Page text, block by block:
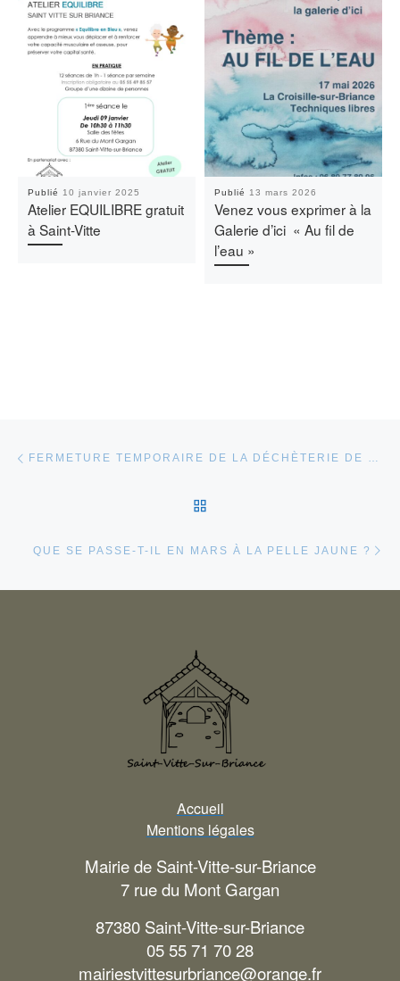
Publié 10 janvier 2025
Atelier EQUILIBRE gratuit
à Saint-Vitte
Publié 13 mars 2026
Venez vous exprimer à la
Galerie d’ici « Au fil de
l’eau »
FERMETURE TEMPORAIRE DE LA DÉCHÈTERIE DE CHÂTEAUNEUF-LA-FORÊT
QUE SE PASSE-T-IL EN MARS À LA PELLE JAUNE ?
Accueil
Mentions légales
Mairie de Saint-Vitte-sur-Briance
7 rue du Mont Gargan
87380 Saint-Vitte-sur-Briance
05 55 71 70 28
mairiestvittesurbriance@orange.fr